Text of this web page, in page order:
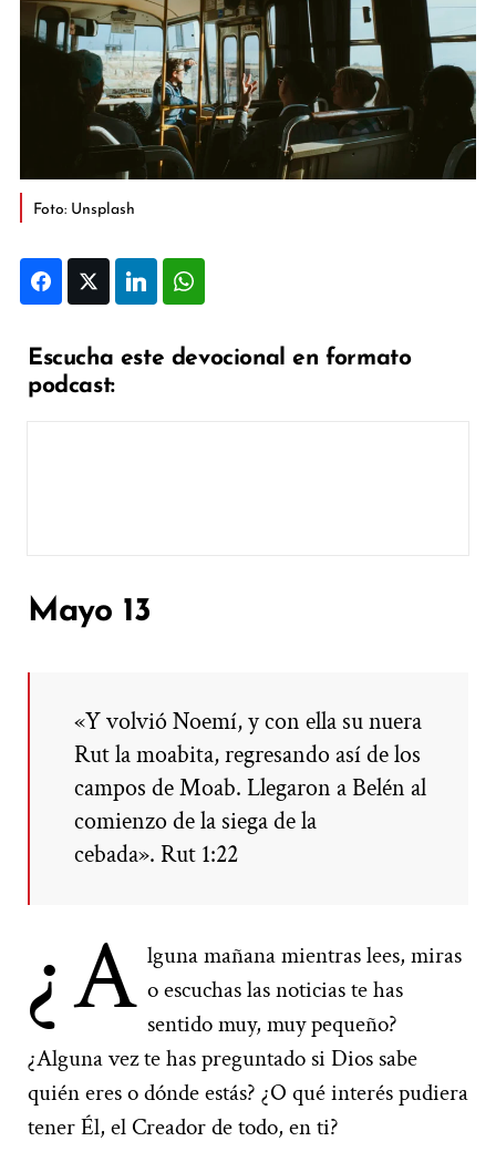
Foto: Unsplash
FacebookTwitter LinkedIn
Escucha este devocional en formato
podcast:
Mayo 13
«Y volvió Noemí, y con ella su nuera
Rut la moabita, regresando así de los
campos de Moab. Llegaron a Belén al
comienzo de la siega de la
cebada». Rut 1:22
¿A lguna mañana mientras lees, miras
o escuchas las noticias te has
sentido muy, muy pequeño?
¿Alguna vez te has preguntado si Dios sabe
quién eres o dónde estás? ¿O qué interés pudiera
tener Él, el Creador de todo, en ti?